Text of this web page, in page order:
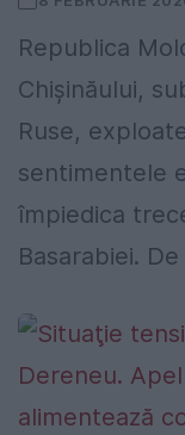
Republica
Chişinăului,
Ruse,
sentimentele
împiedica
Basarabiei.